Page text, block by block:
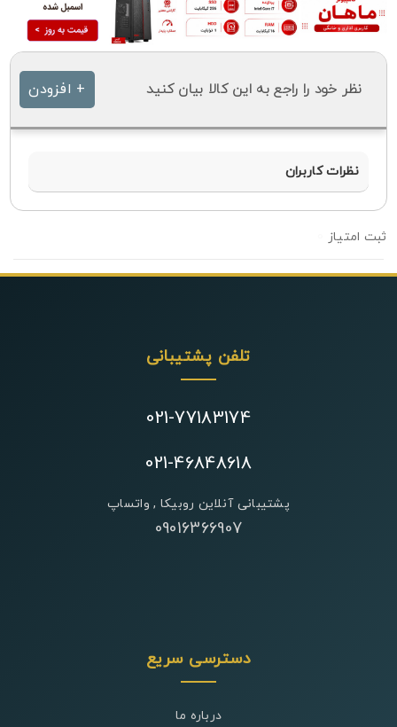
نظر خود را راجع به این کالا بیان کنید + افزودن
نظرات کاربران
تلفن پشتیبانی
021-77183174
021-46848618
پشتیبانی آنلاین روبیکا , واتساپ
09016366907
دسترسی سریع
درباره ما